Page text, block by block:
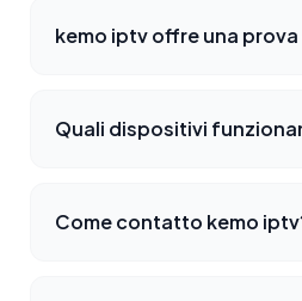
kemo iptv offre una
Quali dispositivi
Come contatto kemo